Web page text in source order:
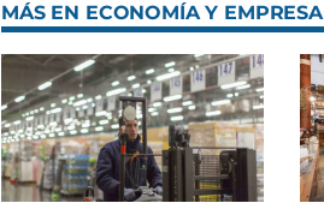
MÁS EN ECONOMÍA Y EMPRESA